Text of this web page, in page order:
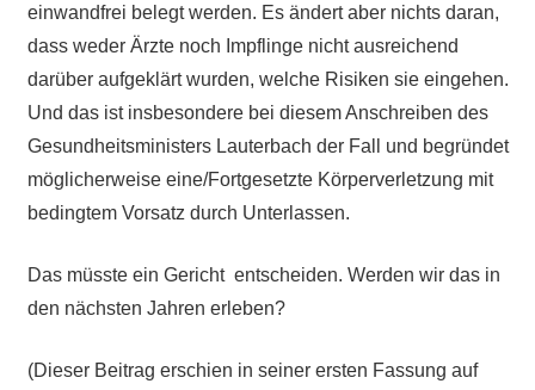
einwandfrei belegt werden. Es ändert aber nichts daran,
dass weder Ärzte noch Impflinge nicht ausreichend
darüber aufgeklärt wurden, welche Risiken sie eingehen.
Und das ist insbesondere bei diesem Anschreiben des
Gesundheitsministers Lauterbach der Fall und begründet
möglicherweise eine/Fortgesetzte Körperverletzung mit
bedingtem Vorsatz durch Unterlassen.
Das müsste ein Gericht entscheiden. Werden wir das in
den nächsten Jahren erleben?
(Dieser Beitrag erschien in seiner ersten Fassung auf